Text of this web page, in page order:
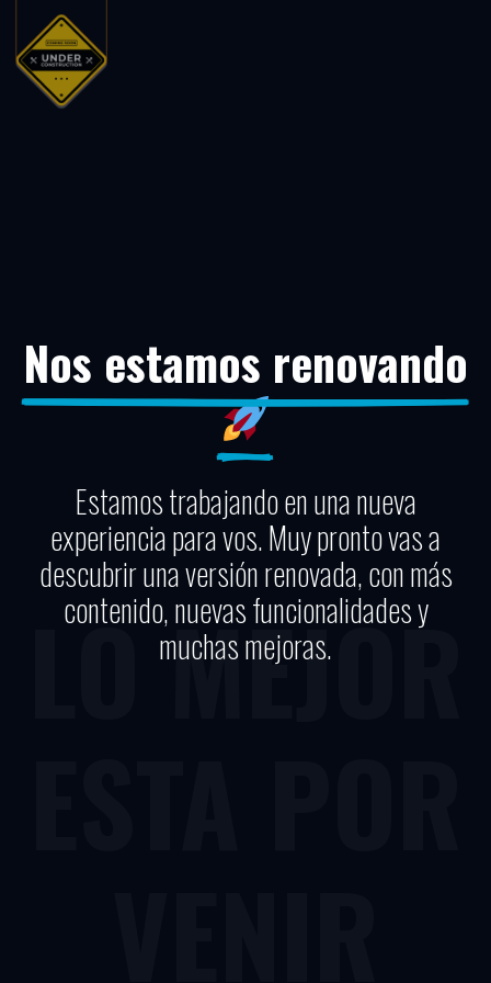
Nos estamos renovando
Estamos trabajando en una nueva
experiencia para vos. Muy pronto vas a
descubrir una versión renovada, con más
contenido, nuevas funcionalidades y
muchas mejoras.
LO MEJOR